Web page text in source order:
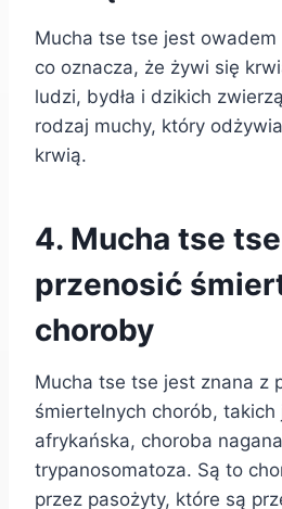
Mucha tse tse jest
co oznacza, że żywi się
ludzi, bydła i dzikich
rodzaj muchy, który
krwią.
4. Mucha tse
przenosić
choroby
Mucha tse tse jest znana z
śmiertelnych chorób, takich
afrykańska, choroba
trypanosomatoza. Są to
przez pasożyty, które są